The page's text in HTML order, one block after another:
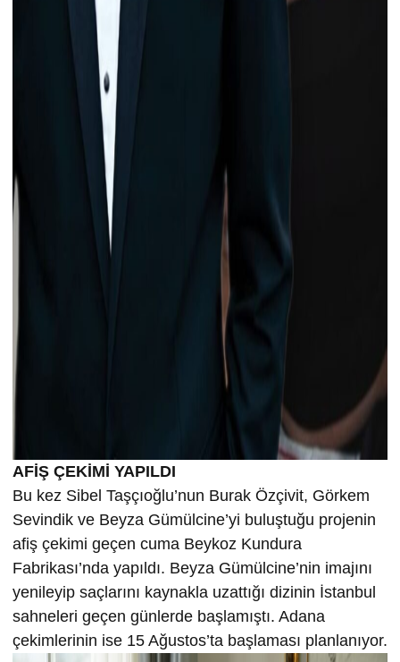
AFİŞ ÇEKİMİ YAPILDI
Bu kez Sibel Taşçıoğlu’nun Burak Özçivit, Görkem
Sevindik ve Beyza Gümülcine’yi buluştuğu projenin
afiş çekimi geçen cuma Beykoz Kundura
Fabrikası’nda yapıldı. Beyza Gümülcine’nin imajını
yenileyip saçlarını kaynakla uzattığı dizinin İstanbul
sahneleri geçen günlerde başlamıştı. Adana
çekimlerinin ise 15 Ağustos’ta başlaması planlanıyor.